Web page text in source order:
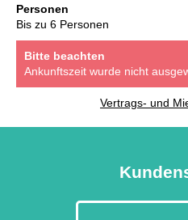
Personen
Bis zu 6 Personen
Bitte beachten
Ankunftszeit wurde nicht
Vertrags- und